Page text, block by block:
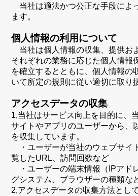
当社は適法かつ公正な手段によ
ます。
個人情報の利用について
当社は個人情報の収集、提供お
それぞれの業務に応じた個人情報
を確立するとともに、個人情報の
いて所定の規則に従い適切に取り
アクセスデータの収集
1,当社はサービス向上を目的に、
サイトやアプリのユーザーから、
を収集しています。
・ユーザーが当社のウェブサイ
覧したURL、訪問回数など
・ユーザーの端末情報（IPアド
グシステム、ブラウザーの種類な
2,アクセスデータの収集方法とし